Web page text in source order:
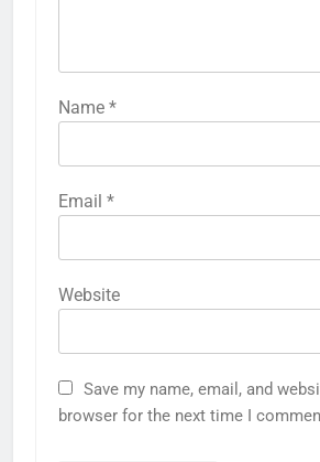
Name *
Email *
Website
Save my name, email, and
browser for the next time I